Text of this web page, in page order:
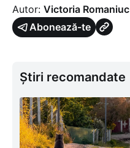
Autor: Victoria Romaniuc
Abonează-te
Știri recomandate